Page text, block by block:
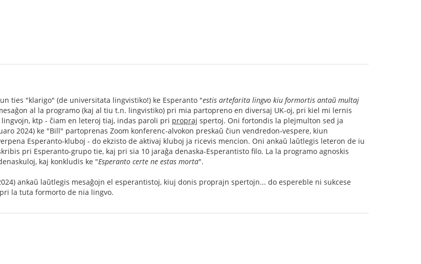
ties "klarigo" (de universitata lingvistiko!) ke Esperanto "estis artefarita lingvo kiu formortis antaŭ multaj
al la programo (kaj al tiu t.n. lingvistiko) pri mia partopreno en diversaj UK-oj, pri kiel mi lernis
ktp - ĉiam en leteroj tiaj, indas paroli pri propraj spertoj. Oni fortondis la plejmulton sed ja
2024) ke "Bill" partoprenas Zoom konferenc-alvokon preskaŭ ĉiun vendredon-vespere, kiun
Esperanto-kluboj - do ekzisto de aktivaj kluboj ja ricevis mencion. Oni ankaŭ laŭtlegis leteron de iu
pri Esperanto-grupo tie, kaj pri sia 10 jaraĝa denaska-Esperantisto filo. La la programo agnoskis
kaj konkludis ke "Esperanto certe ne estas morta".
ankaŭ laŭtlegis mesaĝojn el esperantistoj, kiuj donis proprajn spertojn... do espereble ni sukcese
la tuta formorto de nia lingvo.